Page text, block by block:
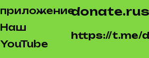
приложение
Наш
YouTube
https://t.me/